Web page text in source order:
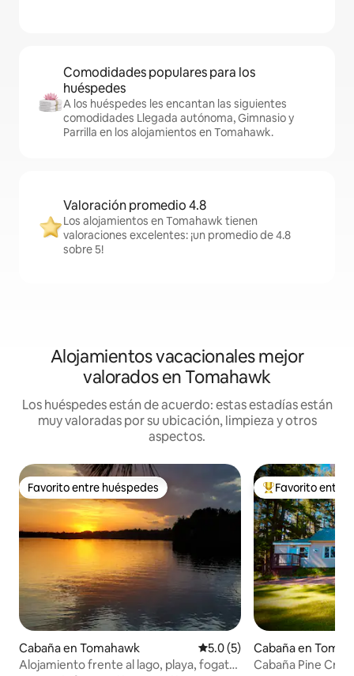
Comodidades populares para los
huéspedes
A los huéspedes les encantan las siguientes
comodidades Llegada autónoma, Gimnasio y
Parrilla en los alojamientos en Tomahawk.
Valoración promedio 4.8
Los alojamientos en Tomahawk tienen
valoraciones excelentes: ¡un promedio de 4.8
sobre 5!
Alojamientos vacacionales mejor
valorados en Tomahawk
Los huéspedes están de acuerdo: estas estadías están
muy valoradas por su ubicación, limpieza y otros
aspectos.
Favorito entre huéspedes
Favorito entre huéspedes
Cabaña en Tomahawk Calificación promedio: 5.0
5.0 (5)
Alojamiento frente al lago, playa, fogata,
Favorito entre
Favorito entre
Cabaña en
Cabaña Pine Creek, A 5